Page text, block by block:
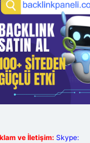
ve İletişim: Skype: